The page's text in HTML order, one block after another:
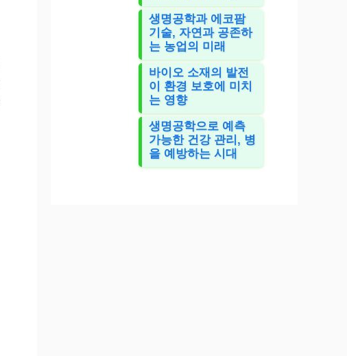
생명공학과 에코팜
기술, 자연과 공존하
는 농업의 미래
바이오 소재의 발전
이 환경 보호에 미치
는 영향
생명공학으로 예측
가능한 건강 관리, 병
을 예방하는 시대